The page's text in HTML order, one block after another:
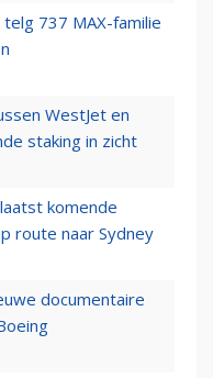
737 MAX-familie
WestJet en
staking in zicht
komende
route naar Sydney
documentaire